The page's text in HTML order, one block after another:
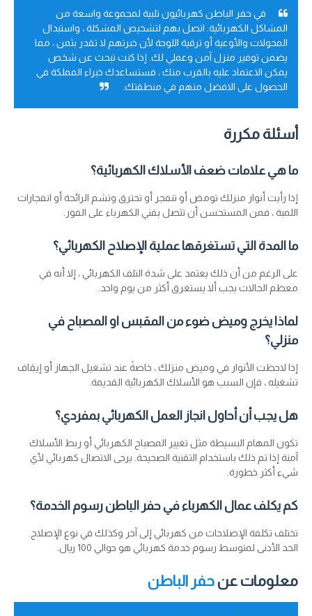
في حفر الباطن كهربائيون تلبية لمجموعة واسعة من
المشاكل الكهربائية. اتصل بهم لتشخيص المشكلة ، واستبدال
المحولات والأوعية أو ترقية اللوحة لأن خبرتهم لا تقدر بثمن ، مما
يضمن توفير منزل آمن وعملي لك. إذا كنت تبحث عن شخص
يمكن الاعتماد عليه بالقرب منك ، فستساعدك خبراء المملكة في
الحصول على الافضل منهم في منطقتك.
أسئلة مكررة
ما هي علامات ضعف الأسلاك الكهربائية؟
إذا رأيت أنوار منزلك تومض أو تنفجر أو تحترق وتشم الرائحة أو انفجارات
اللمبة ، فمن المستحسن أن تتصل بفني الكهرباء على الفور.
ما المدة التي تستغرقها عملية الإصلاح الكهربائي؟
على الرغم من أن ذلك يعتمد على شدة التلف الكهربائي ، إلا أنه في
معظم الحالات يجب ألا يستغرق أكثر من يوم واحد.
لماذا يخرج وميض ضوء من المقبس او المصباح في
منزلي؟
إذا لاحظت الأنوار في وميض منزلك ، خاصةً عند تشغيل الجهاز أو إيقاف
تشغيله ، فإن السبب هو الأسلاك الكهربائية القديمة.
هل يجب أن أحاول انجاز العمل الكهربائي بمفردي؟
تكون المهام البسيطة مثل تغيير المصباح الكهربائي أو ربط الأسلاك
آمنة إذا تم ذلك باستخدام التقنية الصحيحة. يرجى الاتصال كهربائي لأي
شيء أكثر خطورة.
كم يكلف عمال الكهرباء في حفر الباطن رسوم الخدمة؟
تختلف تكلفة الإصلاحات من كهربائي إلى آخر وكذلك في نوع الإصلاح.
الحد الأدنى لمتوسط رسوم خدمة كهربائي هو حوالي 100 ريال.
معلومات عن حفر الباطن